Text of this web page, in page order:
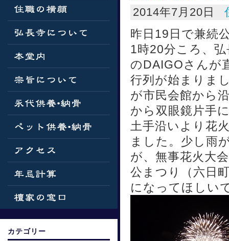
2014年7月20日
昨日19日で兼続
1時20分ころ、
のDAIGOさんが
行列が始まりま
が市民会館から
から双眼鏡片手
土手沿いより花
ました。少し雨
が、無事花火大
公まつり（六日
になってほしい
カテゴリー